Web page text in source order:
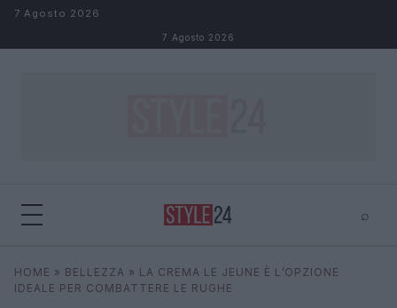
Salta al contenuto
7 Agosto 2026
7 Agosto 2026
⌕
Cerca ⌕
HOME » BELLEZZA » LA CREMA LE JEUNE È L’OPZIONE
IDEALE PER COMBATTERE LE RUGHE